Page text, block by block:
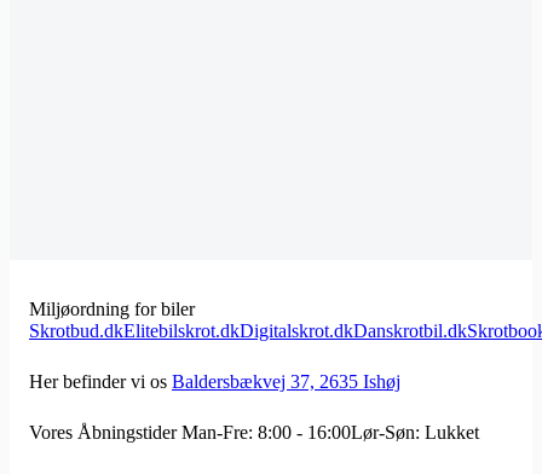
Miljøordning for biler
Skrotbud.dkElitebilskrot.dkDigitalskrot.dkDanskrotbil.dk
Her befinder vi os Baldersbækvej 37, 2635 Ishøj
Vores Åbningstider Man-Fre: 8:00 - 16:00Lør-Søn: Lukket